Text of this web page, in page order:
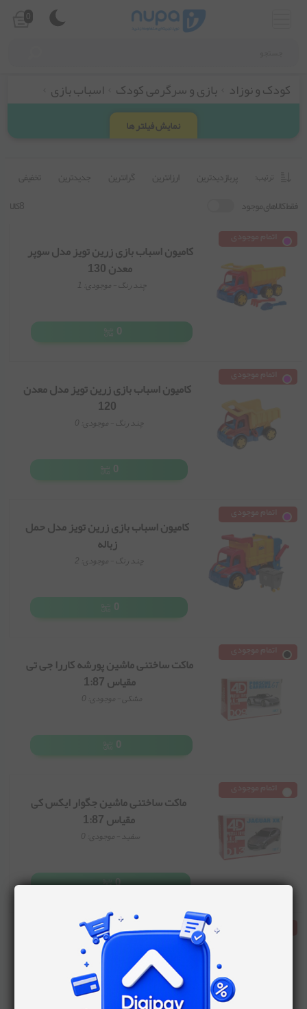
0
کودک و نوزاد بازی و سرگرمی کودک اسباب بازی
نمایش فیلتر ها
ترتیب: پربازدیدترین ارزانترین گرانترین جدیدترین
تخفیفی
فقط کالاهای موجود
8کالا
کامیون اسباب بازی زرین تویز مدل سوپر
معدن 130
چند رنگ - موجودی: 1
0
اتمام موجودی
کامیون اسباب بازی زرین تویز مدل معدن
120
چند رنگ - موجودی: 0
0
اتمام موجودی
کامیون اسباب بازی زرین تویز مدل حمل
زباله
چند رنگ - موجودی: 2
0
اتمام موجودی
ماکت ساختنی ماشین پورشه کاررا جی تی
مقیاس 1:87
مشکی - موجودی: 0
0
اتمام موجودی
ماکت ساختنی ماشین جگوار ایکس کی
مقیاس 1:87
سفید - موجودی: 0
0
اتمام موجودی
ماکت ساختنی ماشین هوندا اینتگرا تایپ آر
مقیاس 1:87
سورمه ای - موجودی:0